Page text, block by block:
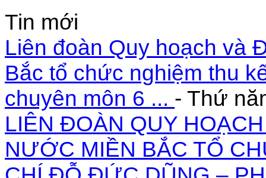
Tin mới
Liên đoàn Quy hoạch và
Bắc tổ chức nghiệm thu
chuyên môn 6 ... - Thứ
LIÊN ĐOÀN QUY
NƯỚC MIỀN BẮC TỔ